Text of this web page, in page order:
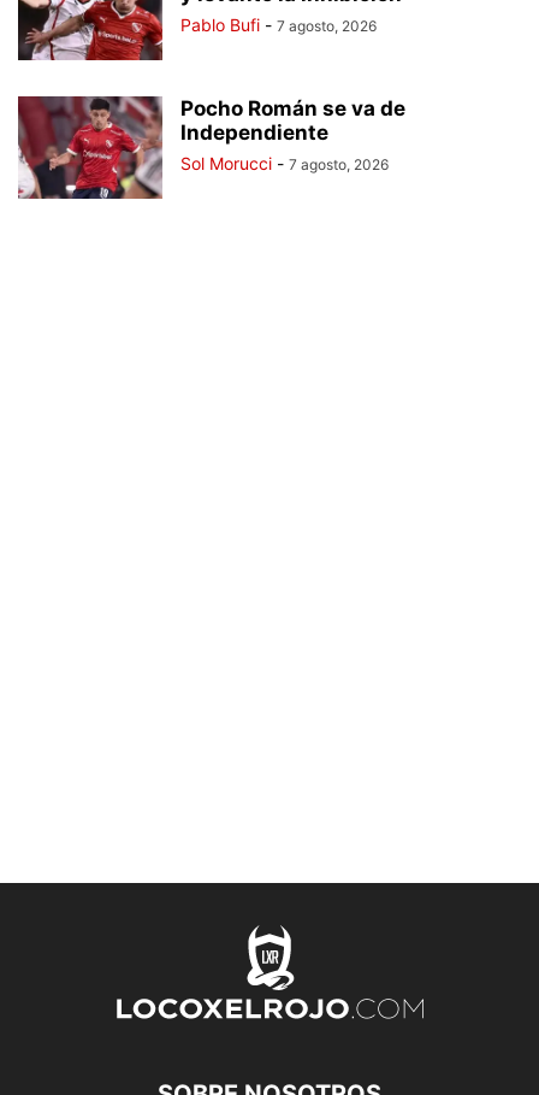
Pablo Bufi - 7 agosto, 2026
Pocho Román se va de
Independiente
Sol Morucci - 7 agosto, 2026